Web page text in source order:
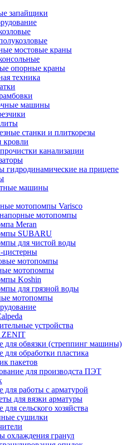
запайщики
мостовые краны
опорные краны
техника
машины
станки и плиткорезы
кровли
канализации
на прицепе
машины
мотопомпы Varisco
мотопомпы
Meran
SUBARU
для чистой воды
цистерны
мотопомпы
мотопомпы
Koshin
для грязной воды
мотопомпы
устройства
ZENIT
для обвязки (стреппинг машины)
для обработки пластика
пакетов
для производста ПЭТ
для работы с арматурой
для вязки арматуры
сельского хозяйства
сушилки
охлаждения гранул